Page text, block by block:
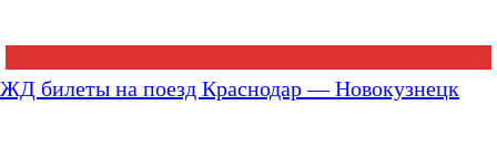
ЖД билеты на поезд Краснодар — Новокузнецк